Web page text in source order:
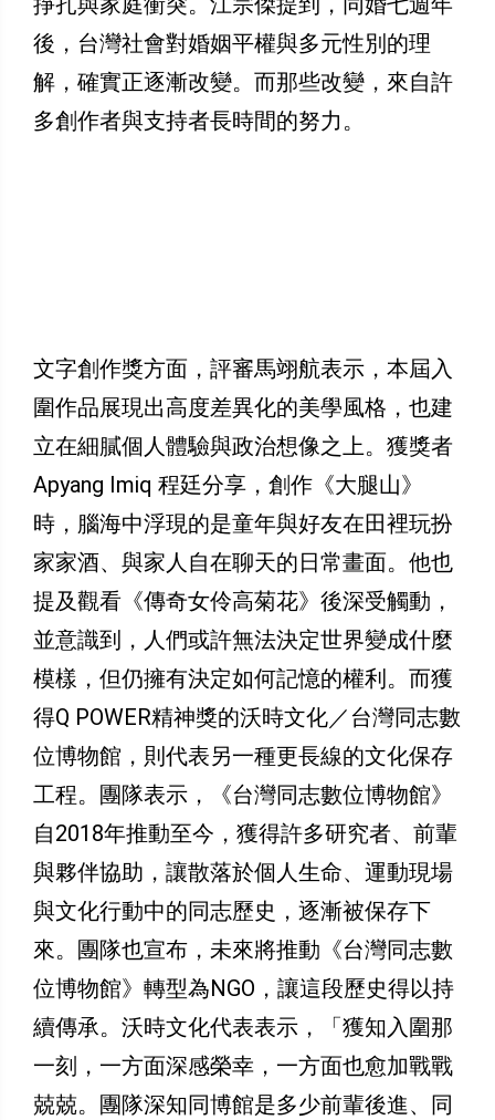
後，台灣社會對婚姻平權與多元性別的理
解，確實正逐漸改變。而那些改變，來自許
多創作者與支持者長時間的努力。
文字創作獎方面，評審馬翊航表示，本屆入
圍作品展現出高度差異化的美學風格，也建
立在細膩個人體驗與政治想像之上。獲獎者
Apyang Imiq 程廷分享，創作《大腿山》
時，腦海中浮現的是童年與好友在田裡玩扮
家家酒、與家人自在聊天的日常畫面。他也
提及觀看《傳奇女伶高菊花》後深受觸動，
並意識到，人們或許無法決定世界變成什麼
模樣，但仍擁有決定如何記憶的權利。而獲
得Q POWER精神獎的沃時文化／台灣同志數
位博物館，則代表另一種更長線的文化保存
工程。團隊表示，《台灣同志數位博物館》
自2018年推動至今，獲得許多研究者、前輩
與夥伴協助，讓散落於個人生命、運動現場
與文化行動中的同志歷史，逐漸被保存下
來。團隊也宣布，未來將推動《台灣同志數
位博物館》轉型為NGO，讓這段歷史得以持
續傳承。沃時文化代表表示，「獲知入圍那
一刻，一方面深感榮幸，一方面也愈加戰戰
兢兢。團隊深知同博館是多少前輩後進、同